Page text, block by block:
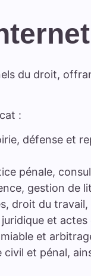
du droit,
:
défense et
pénale,
gestion de
droit du
et actes
et
et pénal,